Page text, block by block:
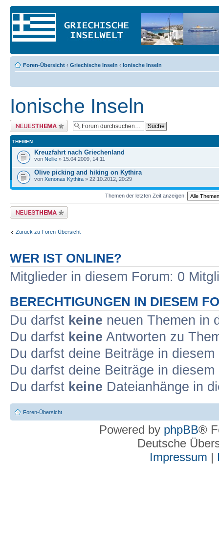
Foren-Übersicht ‹ Griechische Inseln ‹ Ionische Inseln
Ionische Inseln
Neues Thema erstellen
THEMEN
Kreuzfahrt nach Griechenland
von Nellie » 15.04.2009, 14:11
Olive picking and hiking on Kythira
von Xenonas Kythira » 22.10.2012, 20:29
Themen der letzten Zeit anzeigen:
Neues Thema erstellen
Zurück zu Foren-Übersicht
WER IST ONLINE?
Mitglieder in diesem Forum: 0
BERECHTIGUNGEN IN DIESEM
Du darfst keine neuen Themen in
Du darfst keine Antworten zu
Du darfst deine Beiträge in
Du darfst deine Beiträge in
Du darfst keine Dateianhänge in
Foren-Übersicht
Powered by phpBB®
Deutsche
Impressum |